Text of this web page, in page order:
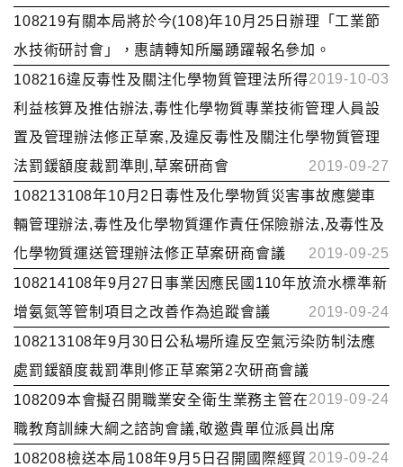
108219有關本局將於今(108)年10月25日辦理「工業節
水技術研討會」，惠請轉知所屬踴躍報名參加。
2019-10-03
108216違反毒性及關注化學物質管理法所得
利益核算及推估辦法,毒性化學物質專業技術管理人員設
置及管理辦法修正草案,及違反毒性及關注化學物質管理
法罰鍰額度裁罰準則,草案研商會
2019-09-27
108213108年10月2日毒性及化學物質災害事故應變車
輛管理辦法,毒性及化學物質運作責任保險辦法,及毒性及
化學物質運送管理辦法修正草案研商會議
2019-09-25
108214108年9月27日事業因應民國110年放流水標準新
增氨氮等管制項目之改善作為追蹤會議
2019-09-24
108213108年9月30日公私場所違反空氣污染防制法應
處罰鍰額度裁罰準則修正草案第2次研商會議
2019-09-24
108209本會擬召開職業安全衛生業務主管在
職教育訓練大綱之諮詢會議,敬邀貴單位派員出席
2019-09-24
108208檢送本局108年9月5日召開國際經貿